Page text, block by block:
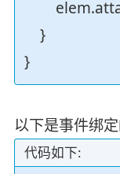
}
}
以下是事件绑定
代码如下: